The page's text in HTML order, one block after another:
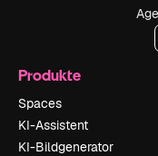
Produkte
Spaces
KI-Assistent
KI-Bildgenerator